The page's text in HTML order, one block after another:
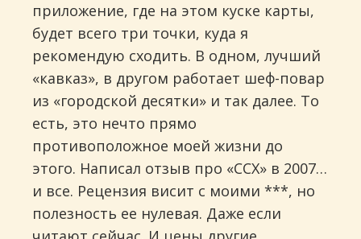
приложение, где на этом куске карты,
будет всего три точки, куда я
рекомендую сходить. В одном, лучший
«кавказ», в другом работает шеф-повар
из «городской десятки» и так далее. То
есть, это нечто прямо
противоположное моей жизни до
этого. Написал отзыв про «ССХ» в 2007…
и все. Рецензия висит с моими ***, но
полезность ее нулевая. Даже если